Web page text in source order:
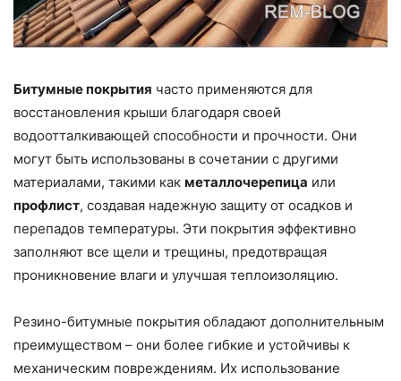
Битумные покрытия часто применяются для
восстановления крыши благодаря своей
водоотталкивающей способности и прочности. Они
могут быть использованы в сочетании с другими
материалами, такими как металлочерепица или
профлист, создавая надежную защиту от осадков и
перепадов температуры. Эти покрытия эффективно
заполняют все щели и трещины, предотвращая
проникновение влаги и улучшая теплоизоляцию.
Резино-битумные покрытия обладают дополнительным
преимуществом – они более гибкие и устойчивы к
механическим повреждениям. Их использование